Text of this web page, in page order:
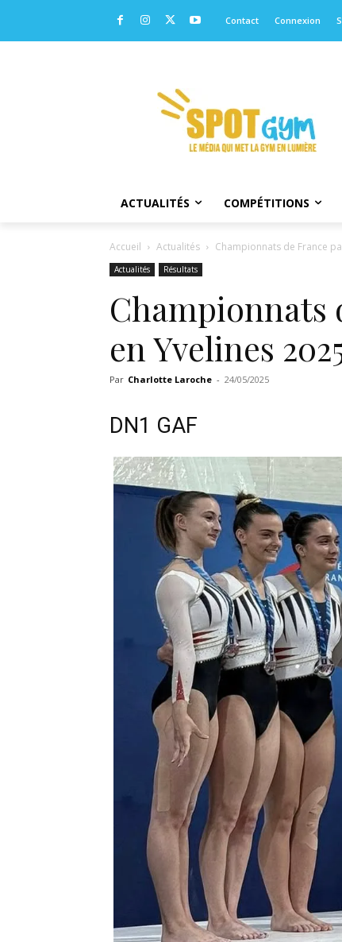
Contact Connexion
ACTUALITÉS COMPÉTITIONS
Accueil Actualités Championnats de France
Actualités Résultats
Championnats
en Yvelines
Par Charlotte Laroche - 24/05/2025
DN1 GAF